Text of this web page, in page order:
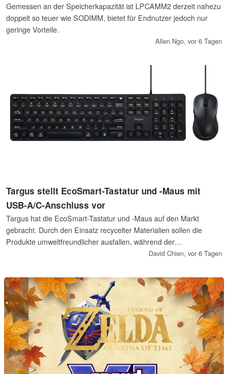
Gemessen an der Speicherkapazität ist LPCAMM2 derzeit nahezu
doppelt so teuer wie SODIMM, bietet für Endnutzer jedoch nur
geringe Vorteile.
Allen Ngo, vor 6 Tagen
Targus stellt EcoSmart-Tastatur und -Maus mit
USB-A/C-Anschluss vor
Targus hat die EcoSmart-Tastatur und -Maus auf den Markt
gebracht. Durch den Einsatz recycelter Materialien sollen die
Produkte umweltfreundlicher ausfallen, während der
kabelgebundene USB-C-Anschluss Batterien überflüssig macht.
Verzögerungen bei der kabellosen Übertragung.
David Chien, vor 6 Tagen